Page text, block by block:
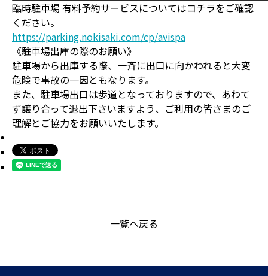
臨時駐車場 有料予約サービスについてはコチラをご確認
ください。
https://parking.nokisaki.com/cp/avispa
《駐車場出庫の際のお願い》
駐車場から出庫する際、一斉に出口に向かわれると大変
危険で事故の一因ともなります。
また、駐車場出口は歩道となっておりますので、あわて
ず譲り合って退出下さいますよう、ご利用の皆さまのご
理解とご協力をお願いいたします。
一覧へ戻る